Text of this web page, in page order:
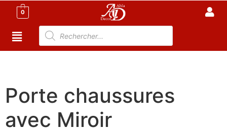
0
Porte chaussures
avec Miroir